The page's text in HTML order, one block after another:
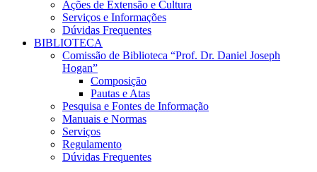
Ações de Extensão e Cultura
Serviços e Informações
Dúvidas Frequentes
BIBLIOTECA
Comissão de Biblioteca “Prof. Dr. Daniel Joseph
Hogan”
Composição
Pautas e Atas
Pesquisa e Fontes de Informação
Manuais e Normas
Serviços
Regulamento
Dúvidas Frequentes